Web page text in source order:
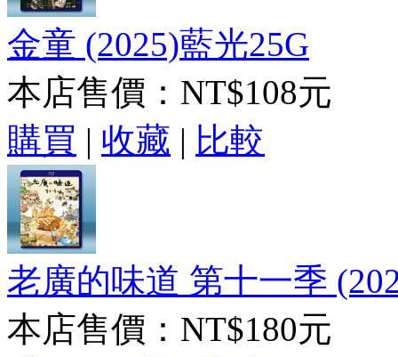
金童 (2025)藍光25G
本店售價： NT$108元
購買 | 收藏 | 比較
老廣的味道 第十一季
本店售價： NT$180元